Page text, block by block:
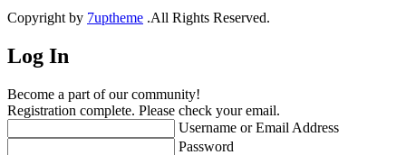
Copyright by 7uptheme .All Rights Reserved.
Log In
Become a part of our community!
Registration complete. Please check your email.
Username or Email Address
Password